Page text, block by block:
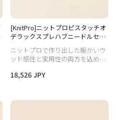
[KnitPro]ニットプロピスタッチオ
デラックスプレハブニードルセッ
ト（13cm）
ニットプロで作り出した暖かいウ
ッド感性と実用性の両方を込めた
品です。
18,526 JPY